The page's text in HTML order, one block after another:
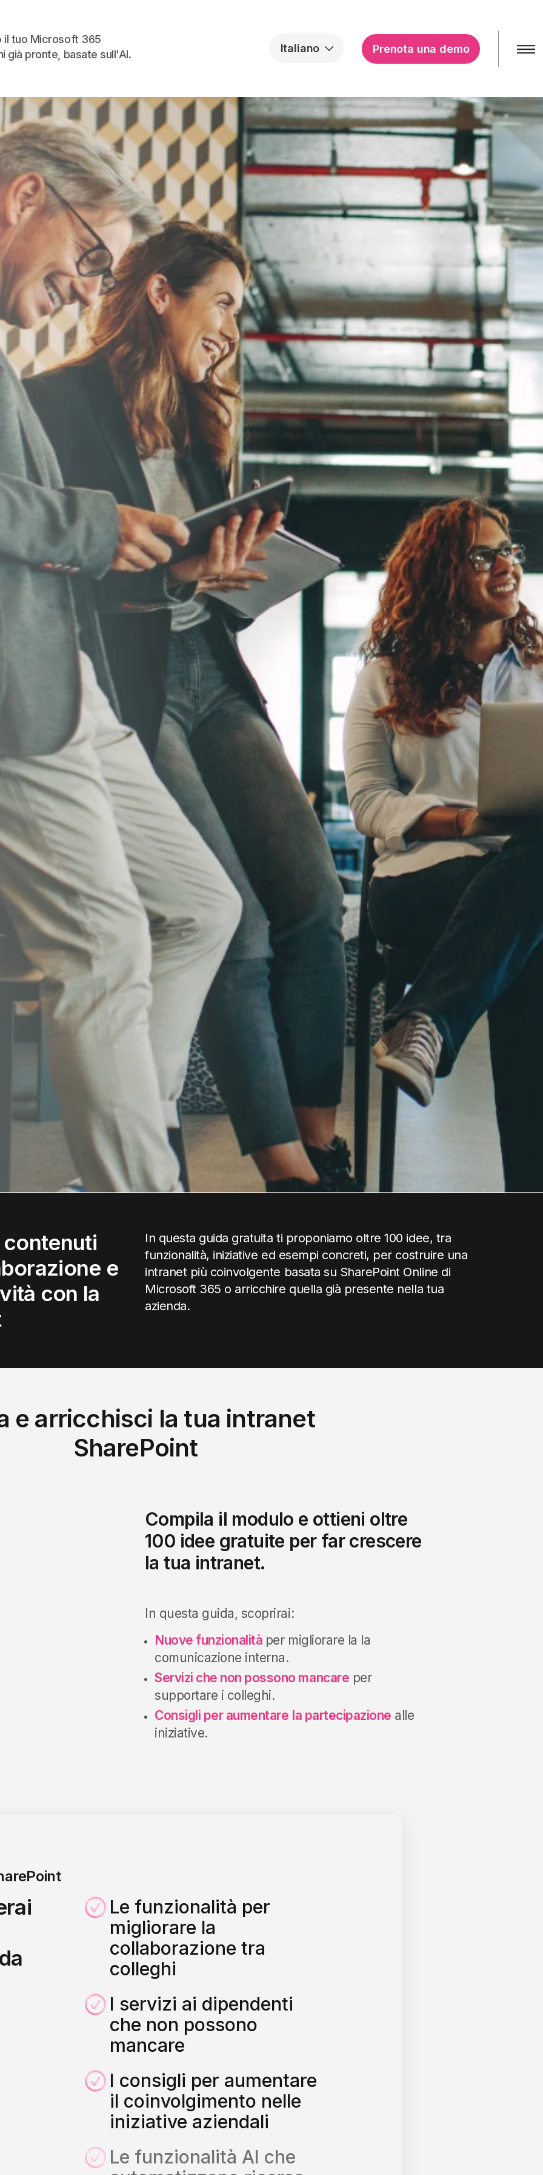
il tuo Microsoft 365
già pronte, basate sull'AI.
Italiano Prenota una demo
e
con la
In questa guida gratuita ti proponiamo oltre 100 idee, tra
funzionalità, iniziative ed esempi concreti, per costruire una
intranet più coinvolgente basata su SharePoint Online di
Microsoft 365 o arricchire quella già presente nella tua
azienda.
e arricchisci la tua intranet
SharePoint
Compila il modulo e ottieni oltre
100 idee gratuite per far crescere
la tua intranet.
In questa guida, scoprirai:
Nuove funzionalità per migliorare la la
comunicazione interna.
Servizi che non possono mancare per
supportare i colleghi.
Consigli per aumentare la partecipazione alle
iniziative.
Le funzionalità per
migliorare la
collaborazione tra
colleghi
I servizi ai dipendenti
che non possono
mancare
I consigli per aumentare
il coinvolgimento nelle
iniziative aziendali
Le funzionalità AI che